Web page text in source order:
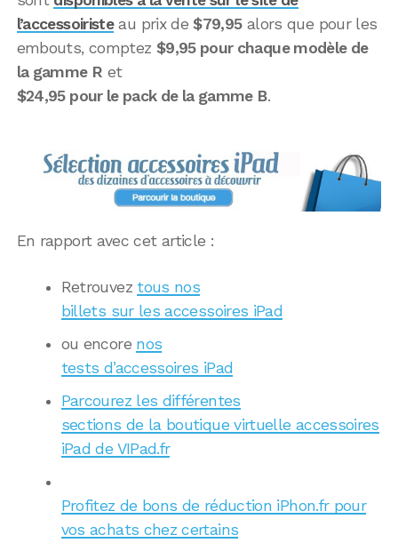
l’accessoiristeau prix de$79,95alors que pour les
embouts, comptez $9,95 pour chaque modèle de
la gamme R et
$24,95 pour le pack de la gamme B.
En rapport avec cet article :
Retrouvez tous nos
billets sur les accessoires iPad
ou encore nos
tests d’accessoires iPad
Parcourez les différentes
sections de la boutique virtuelle accessoires
iPad de VIPad.fr
Profitez de bons de réduction iPhon.fr pour
vos achats chez certains